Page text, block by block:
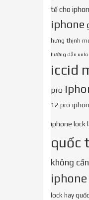
tế cho
iphone
hưng thịnh
hướng dẫn
iccid
pro
12 pro
iphone lock
quốc
không
iphone
lock hay